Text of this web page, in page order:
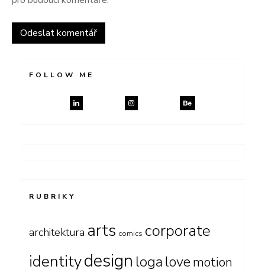
FOLLOW ME
RUBRIKY
architektura arts comics corporate
identitydesign logalovemotion